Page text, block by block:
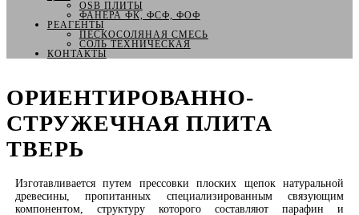
OSB ПЛИТЫ
ФАНЕРА ФК, ФСФ, ФОФ
РЕАГЕНТЫ
ПЕСКОСОЛЯНАЯ СМЕСЬ
СОЛЬ ТЕХНИЧЕСКАЯ
КОНТАКТЫ
ОРИЕНТИРОВАННО-
СТРУЖЕЧНАЯ ПЛИТА
ТВЕРЬ
Изготавливается путем прессовки плоских щепок натуральной
древесины, пропитанных специализированным связующим
компонентом, структуру которого составляют парафин и